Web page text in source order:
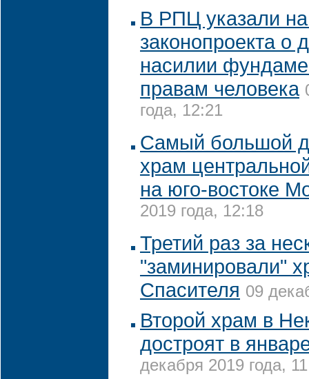
В РПЦ указали
законопроекта о
насилии
правам человека
года, 12:21
Самый большой
храм
на юго-востоке
2019 года, 12:18
Третий раз за
"заминировали"
Спасителя 09
Второй храм в
достроят в
декабря 2019 года,